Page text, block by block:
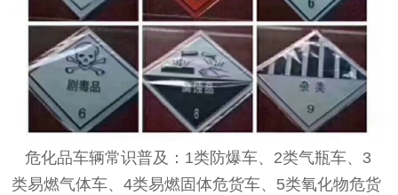
危化品车辆常识普及：1类防爆车、2类气瓶车、3
类易燃气体车、4类易燃固体危货车、5类氧化物危货